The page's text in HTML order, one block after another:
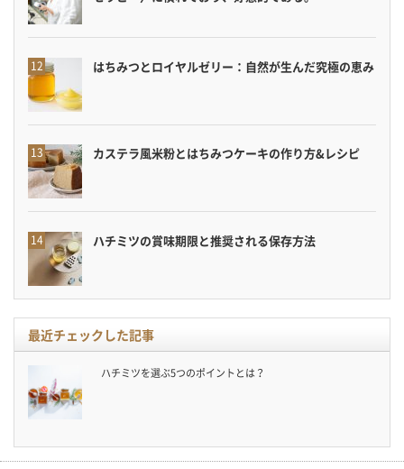
はちみつとロイヤルゼリー：自然が生んだ究極の恵み
カステラ風米粉とはちみつケーキの作り方&レシピ
ハチミツの賞味期限と推奨される保存方法
最近チェックした記事
ハチミツを選ぶ5つのポイントとは？